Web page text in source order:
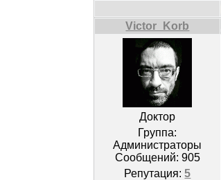
Victor_Korb
Доктор
Группа:
Администраторы
Сообщений: 905
Репутация:5